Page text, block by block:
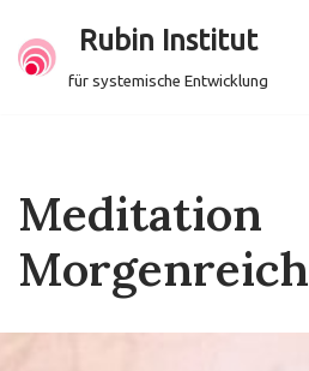
Zum
Rubin Institut
für systemische Entwicklung
Meditation
Morgenreich